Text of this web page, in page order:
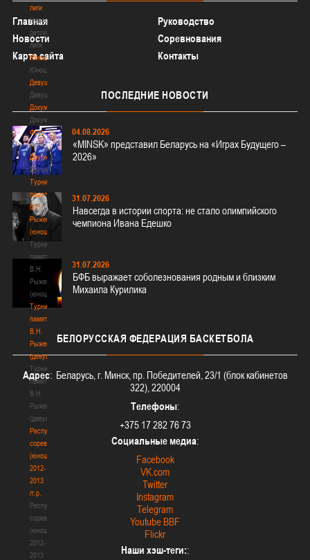
лиги
Новости
детской
лиги
Юноши
Юноши
Девушки
Девушки
Документы
Документы
Фото
Фото
Другие
Другие
Турнир
памяти
В.Н.
Рыженкова
(юноши)
Турнир
памяти
В.Н.
Рыженкова
(юноши)
Турнир
памяти
В.Н.
Рыженкова
(девушки)
Турнир
памяти
В.Н.
Рыженкова
(девушки)
Республиканские
соревнования
(юноши)
2012-
2013
гг.р.
Республиканские
соревнования
(юноши)
2012-
2013
Главная
Руководство
Новости
Соревнования
Карта сайта
Контакты
ПОСЛЕДНИЕ НОВОСТИ
04.08.2026
«MINSK» представил Беларусь на «Играх Будущего –
2026»
31.07.2026
Навсегда в истории спорта: не стало олимпийского
чемпиона Ивана Едешко
31.07.2026
БФБ выражает соболезнования родным и близким
Михаила Курилика
БЕЛОРУССКАЯ ФЕДЕРАЦИЯ БАСКЕТБОЛА
Адрес: Беларусь, г. Минск, пр. Победителей, 23/1 (блок кабинетов
322), 220004
Телефоны:
+375 17 282 76 73
Социальные медиа:
Facebook
VK.com
Twitter
Instagram
Telegram
Youtube BBF
Flickr
Наши хэш-теги::